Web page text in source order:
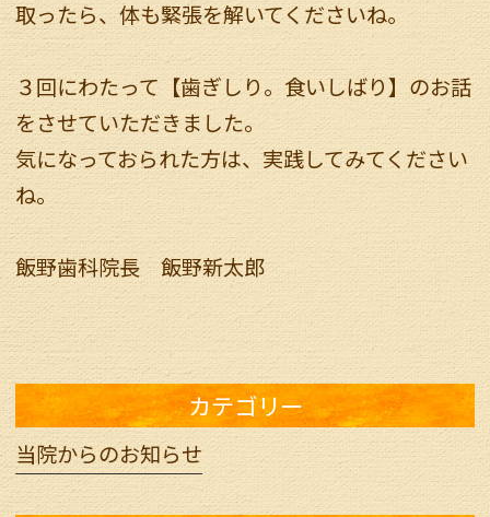
取ったら、体も緊張を解いてくださいね。
３回にわたって【歯ぎしり。食いしばり】のお話
をさせていただきました。
気になっておられた方は、実践してみてください
ね。
飯野歯科院長 飯野新太郎
カテゴリー
当院からのお知らせ